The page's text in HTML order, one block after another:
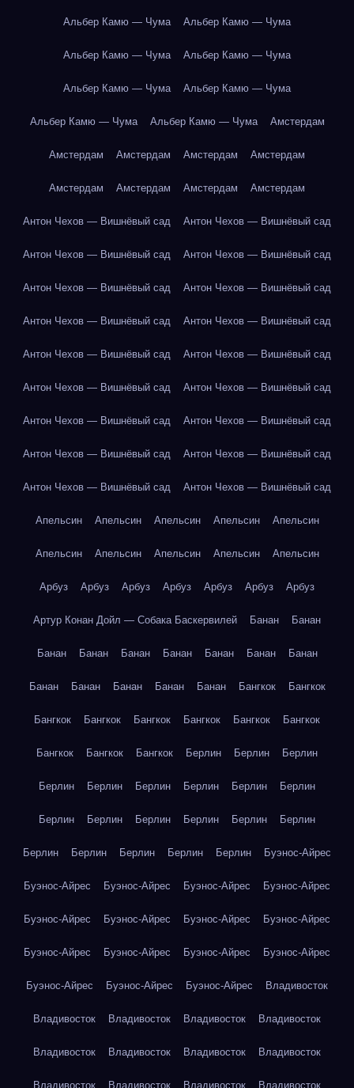
Альбер Камю — Чума Альбер Камю — Чума
Альбер Камю — Чума Альбер Камю — Чума
Альбер Камю — Чума Альбер Камю — Чума
Альбер Камю — Чума Альбер Камю — Чума Амстердам
Амстердам Амстердам Амстердам Амстердам
Амстердам Амстердам Амстердам Амстердам
Антон Чехов — Вишнёвый сад Антон Чехов — Вишнёвый сад
Антон Чехов — Вишнёвый сад Антон Чехов — Вишнёвый сад
Антон Чехов — Вишнёвый сад Антон Чехов — Вишнёвый сад
Антон Чехов — Вишнёвый сад Антон Чехов — Вишнёвый сад
Антон Чехов — Вишнёвый сад Антон Чехов — Вишнёвый сад
Антон Чехов — Вишнёвый сад Антон Чехов — Вишнёвый сад
Антон Чехов — Вишнёвый сад Антон Чехов — Вишнёвый сад
Антон Чехов — Вишнёвый сад Антон Чехов — Вишнёвый сад
Антон Чехов — Вишнёвый сад Антон Чехов — Вишнёвый сад
Апельсин Апельсин Апельсин Апельсин Апельсин
Апельсин Апельсин Апельсин Апельсин Апельсин
Арбуз Арбуз Арбуз Арбуз Арбуз Арбуз Арбуз
Артур Конан Дойл — Собака Баскервилей Банан Банан
Банан Банан Банан Банан Банан Банан Банан
Банан Банан Банан Банан Банан Бангкок Бангкок
Бангкок Бангкок Бангкок Бангкок Бангкок Бангкок
Бангкок Бангкок Бангкок Берлин Берлин Берлин
Берлин Берлин Берлин Берлин Берлин Берлин
Берлин Берлин Берлин Берлин Берлин Берлин
Берлин Берлин Берлин Берлин Берлин Буэнос-Айрес
Буэнос-Айрес Буэнос-Айрес Буэнос-Айрес Буэнос-Айрес
Буэнос-Айрес Буэнос-Айрес Буэнос-Айрес Буэнос-Айрес
Буэнос-Айрес Буэнос-Айрес Буэнос-Айрес Буэнос-Айрес
Буэнос-Айрес Буэнос-Айрес Буэнос-Айрес Владивосток
Владивосток Владивосток Владивосток Владивосток
Владивосток Владивосток Владивосток Владивосток
Владивосток Владивосток Владивосток Владивосток